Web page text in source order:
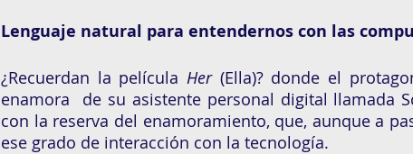
Lenguaje natural para entendernos con las
¿Recuerdan la película Her (Ella)? donde el
enamora  de su asistente personal digital llamada
con la reserva del enamoramiento, que, aunque a
ese grado de interacción con la tecnología.